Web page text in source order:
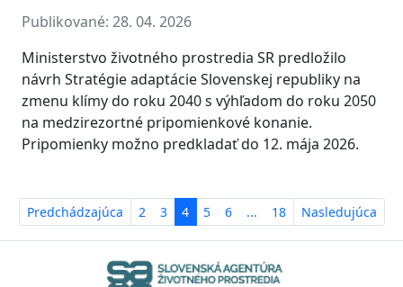
Publikované: 28. 04. 2026
Ministerstvo životného prostredia SR predložilo
návrh Stratégie adaptácie Slovenskej republiky na
zmenu klímy do roku 2040 s výhľadom do roku 2050
na medzirezortné pripomienkové konanie.
Pripomienky možno predkladať do 12. mája 2026.
Predchádzajúca 2 3 4 5 6 ... 18 Nasledujúca